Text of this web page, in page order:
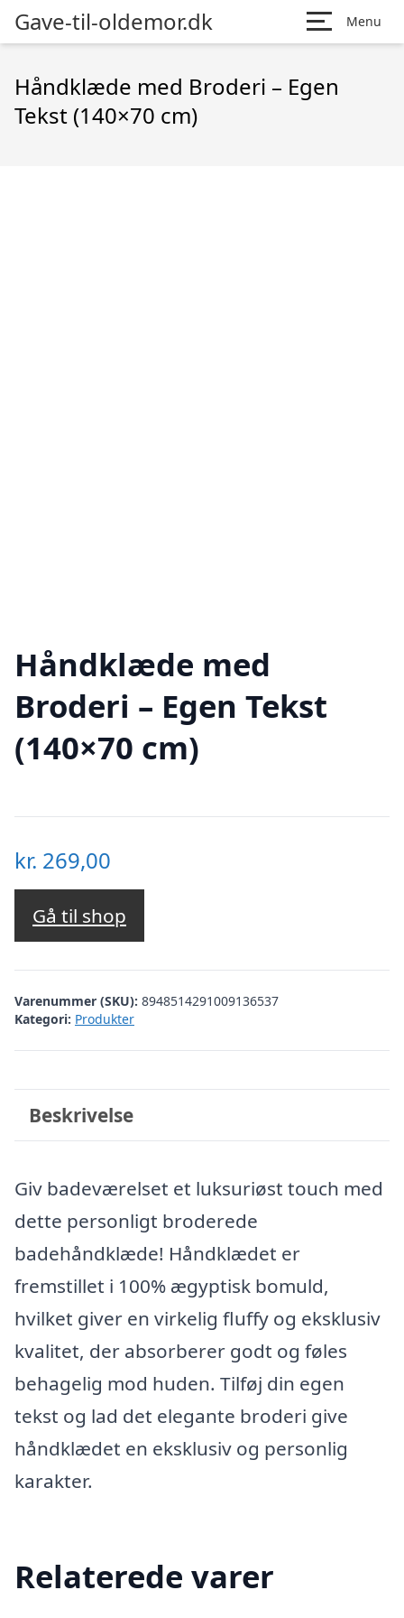
Gave-til-oldemor.dk Menu
Håndklæde med Broderi – Egen
Tekst (140×70 cm)
Håndklæde med
Broderi – Egen Tekst
(140×70 cm)
kr. 269,00
Gå til shop
Varenummer (SKU): 8948514291009136537
Kategori: Produkter
Beskrivelse
Giv badeværelset et luksuriøst touch med
dette personligt broderede
badehåndklæde! Håndklædet er
fremstillet i 100% ægyptisk bomuld,
hvilket giver en virkelig fluffy og eksklusiv
kvalitet, der absorberer godt og føles
behagelig mod huden. Tilføj din egen
tekst og lad det elegante broderi give
håndklædet en eksklusiv og personlig
karakter.
Relaterede varer